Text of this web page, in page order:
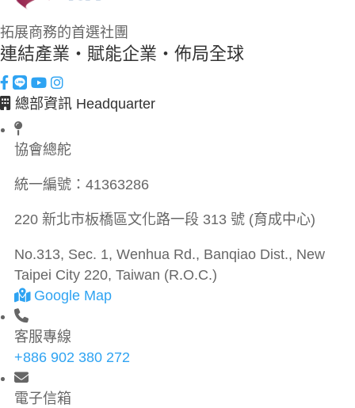
拓展商務的首選社團
連結產業・賦能企業・佈局全球
總部資訊 Headquarter
協會總舵
統一編號： 41363286
220 新北市板橋區文化路一段 313 號 (育成中心)
No.313, Sec. 1, Wenhua Rd., Banqiao Dist., New
Taipei City 220, Taiwan (R.O.C.)
Google Map
客服專線
+886 902 380 272
電子信箱